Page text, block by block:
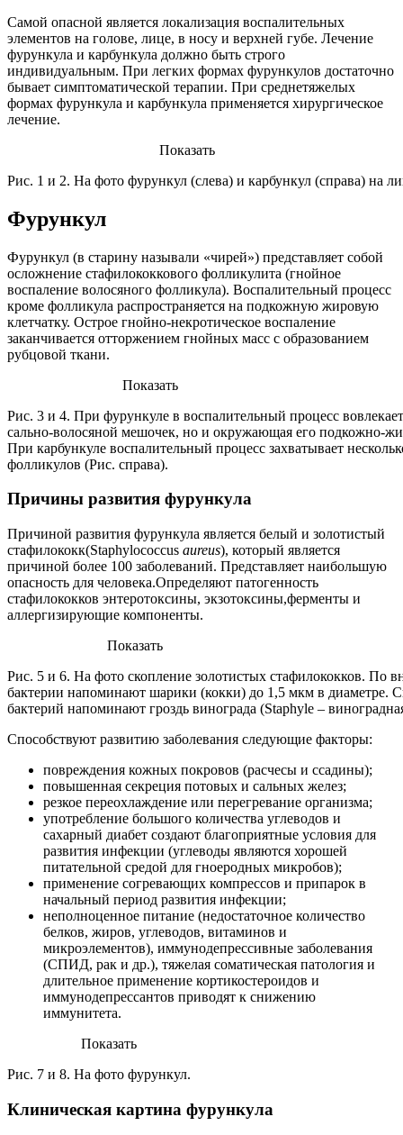
Самой опасной является локализация воспалительных
элементов на голове, лице, в носу и верхней губе. Лечение
фурункула и карбункула должно быть строго
индивидуальным. При легких формах фурункулов достаточно
бывает симптоматической терапии. При среднетяжелых
формах фурункула и карбункула применяется хирургическое
лечение.
Показать
Рис. 1 и 2. На фото фурункул (слева) и карбункул (справа) на
Фурункул
Фурункул (в старину называли «чирей») представляет собой
осложнение стафилококкового фолликулита (гнойное
воспаление волосяного фолликула). Воспалительный процесс
кроме фолликула распространяется на подкожную жировую
клетчатку. Острое гнойно-некротическое воспаление
заканчивается отторжением гнойных масс с образованием
рубцовой ткани.
Показать
Рис. 3 и 4. При фурункуле в воспалительный процесс
сально-волосяной мешочек, но и окружающая его подкожно-
При карбункуле воспалительный процесс захватывает
фолликулов (Рис. справа).
Причины развития фурункула
Причиной развития фурункула является белый и золотистый
стафилококк(Staphylococcus aureus), который является
причиной более 100 заболеваний. Представляет наибольшую
опасность для человека.Определяют патогенность
стафилококков энтеротоксины, экзотоксины,ферменты и
аллергизирующие компоненты.
Показать
Рис. 5 и 6. На фото скопление золотистых стафилококков. По
бактерии напоминают шарики (кокки) до 1,5 мкм в диаметре.
бактерий напоминают гроздь винограда (Staphylе –
Способствуют развитию заболевания следующие факторы:
повреждения кожных покровов (расчесы и ссадины);
повышенная секреция потовых и сальных желез;
резкое переохлаждение или перегревание организма;
употребление большого количества углеводов и
сахарный диабет создают благоприятные условия для
развития инфекции (углеводы являются хорошей
питательной средой для гноеродных микробов);
применение согревающих компрессов и припарок в
начальный период развития инфекции;
неполноценное питание (недостаточное количество
белков, жиров, углеводов, витаминов и
микроэлементов), иммунодепрессивные заболевания
(СПИД, рак и др.), тяжелая соматическая патология и
длительное применение кортикостероидов и
иммунодепрессантов приводят к снижению
иммунитета.
Показать
Рис. 7 и 8. На фото фурункул.
Клиническая картина фурункула